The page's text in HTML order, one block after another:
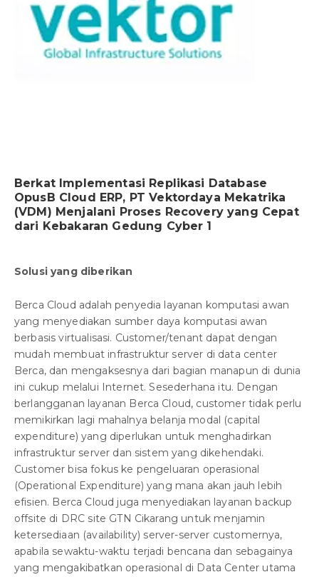
Berkat Implementasi Replikasi Database
OpusB Cloud ERP, PT Vektordaya Mekatrika
(VDM) Menjalani Proses Recovery yang Cepat
dari Kebakaran Gedung Cyber 1
Solusi yang diberikan
Berca Cloud adalah penyedia layanan komputasi awan
yang menyediakan sumber daya komputasi awan
berbasis virtualisasi. Customer/tenant dapat dengan
mudah membuat infrastruktur server di data center
Berca, dan mengaksesnya dari bagian manapun di dunia
ini cukup melalui Internet. Sesederhana itu. Dengan
berlangganan layanan Berca Cloud, customer tidak perlu
memikirkan lagi mahalnya belanja modal (capital
expenditure) yang diperlukan untuk menghadirkan
infrastruktur server dan sistem yang dikehendaki.
Customer bisa fokus ke pengeluaran operasional
(Operational Expenditure) yang mana akan jauh lebih
efisien. Berca Cloud juga menyediakan layanan backup
offsite di DRC site GTN Cikarang untuk menjamin
ketersediaan (availability) server-server customernya,
apabila sewaktu-waktu terjadi bencana dan sebagainya
yang mengakibatkan operasional di Data Center utama